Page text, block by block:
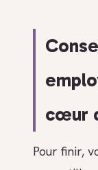
cœur
Pour finir,